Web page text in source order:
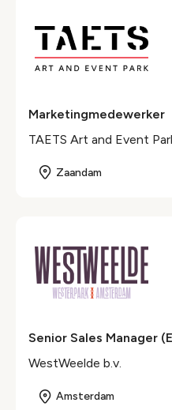
Marketingmedewerker
TAETS Art and Event
Zaandam
Senior Sales Manager
WestWeelde b.v.
Amsterdam